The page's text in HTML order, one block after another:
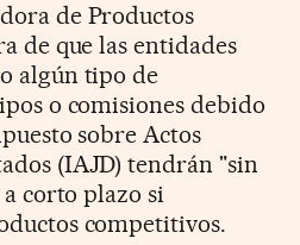
de Productos
de que las entidades
algún tipo de
o comisiones debido
sobre Actos
(IAJD) tendrán "sin
corto plazo si
competitivos.